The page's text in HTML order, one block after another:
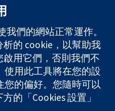
關於我們
工作機會
Cochrane
Library
(no. 1045921) and a
們的網站正常運作。
的 cookie，以幫助我
用它們，否則我們不
使用此工具將在您的設
您的偏好。您隨時可以
的「Cookies 設置」